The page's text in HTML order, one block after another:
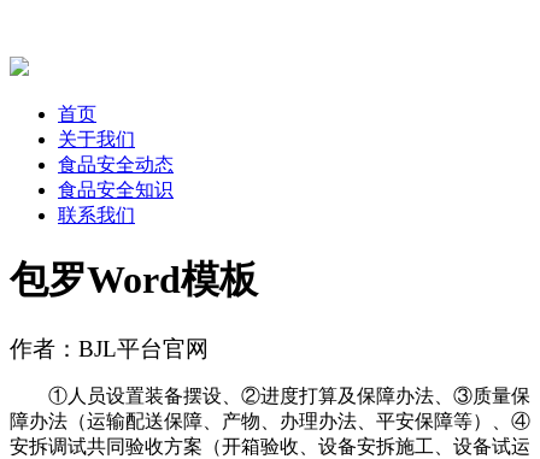
首页
关于我们
食品安全动态
食品安全知识
联系我们
包罗Word模板
作者：BJL平台官网
①人员设置装备摆设、②进度打算及保障办法、③质量保
障办法（运输配送保障、产物、办理办法、平安保障等）、④
安拆调试共同验收方案（开箱验收、设备安拆施工、设备试运